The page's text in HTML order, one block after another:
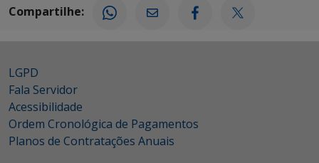
Compartilhe:
LGPD
Fala Servidor
Acessibilidade
Ordem Cronológica de Pagamentos
Planos de Contratações Anuais